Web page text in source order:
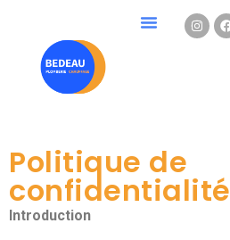
Politique de
confidentialité
Introduction